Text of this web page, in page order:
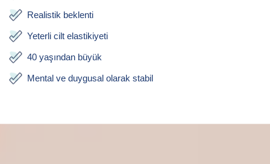
Realistik beklenti
Yeterli cilt elastikiyeti
40 yaşından büyük
Mental ve duygusal olarak stabil